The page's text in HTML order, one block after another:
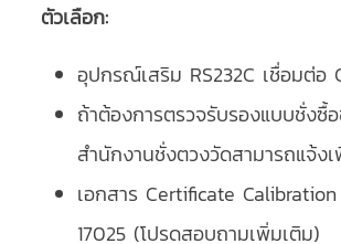
ตัวเลือก:
อุปกรณ์เสริม RS232C เชื่อมต่อ
ถ้าต้องการตรวจรับรองแบบชั่งซื้
สำนักงานชั่งตวงวัดสามารถแจ้ง
เอกสาร Certificate Calibration
17025 (โปรดสอบถามเพิ่มเติม)